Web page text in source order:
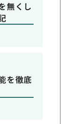
無くし
を徹底